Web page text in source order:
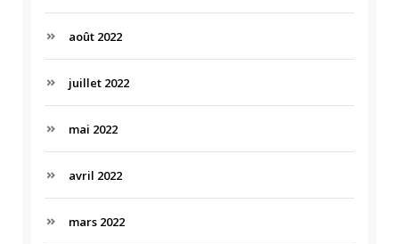
août 2022
juillet 2022
mai 2022
avril 2022
mars 2022